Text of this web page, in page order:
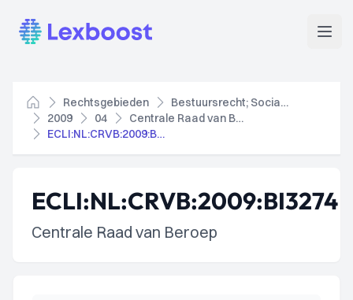
Lexboost
Home
Rechtsgebieden
Bestuursrecht; Socialezekerheidsrecht
2009
04
Centrale Raad van Beroep
ECLI:NL:CRVB:2009:BI3274
ECLI:NL:CRVB:2009:BI3274
Centrale Raad van Beroep